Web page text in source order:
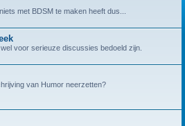
met BDSM te maken heeft dus...
voor serieuze discussies bedoeld zijn.
van Humor neerzetten?